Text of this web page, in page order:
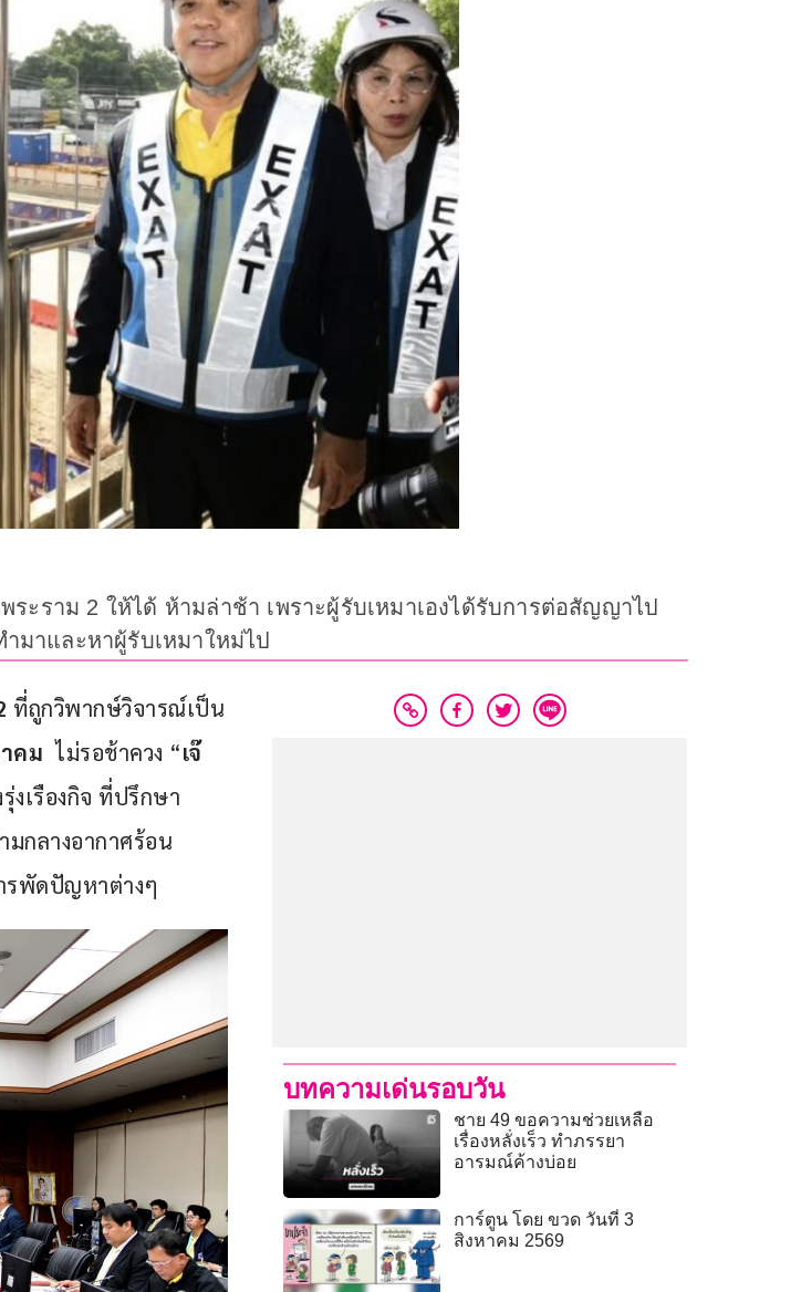
ะราม 2 ให้ได้ ห้ามล่าช้า เพราะผู้รับเหมาเองได้รับการต่อสัญญาไป
มาและหาผู้รับเหมาใหม่ไป
ที่ถูกวิพากษ์วิจารณ์เป็น
คม ไม่รอช้าควง “เจ๊
งเรืองกิจ ที่ปรึกษา
กลางอากาศร้อน
รพัดปัญหาต่างๆ
บทความเด่นรอบวัน
ชาย 49 ขอความช่วยเหลือ
เรื่องหลั่งเร็ว ทำภรรยา
อารมณ์ค้างบ่อย
การ์ตูน โดย ขวด วันที่ 3
สิงหาคม 2569